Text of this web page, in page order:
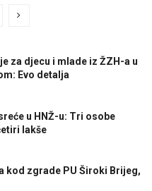
za djecu i mlade iz ŽZH-a u
Evo detalja
u HNŽ-u: Tri osobe
lakše
kod zgrade PU Široki Brijeg,